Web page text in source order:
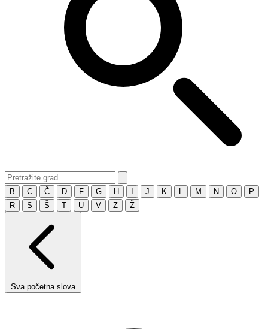
B C Č D F G H J K M N O
P
R
S Š T U V Z Ž
Sva početna slova